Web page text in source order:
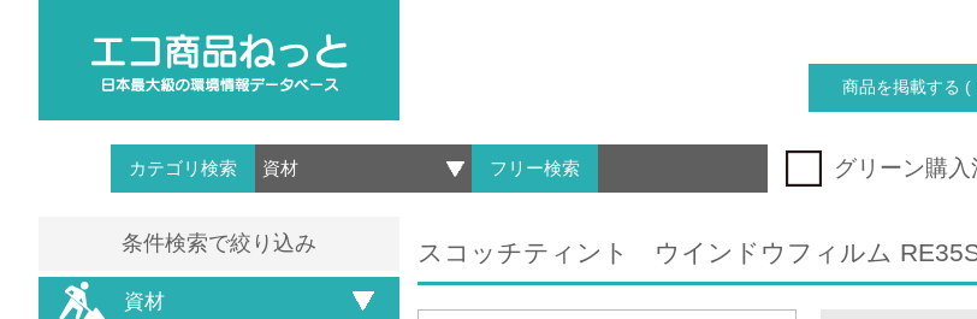
商品を掲載する (
カテゴリ検索 フリー検索 グリーン購
条件検索で絞り込み
資材
スコッチティント ウインドウフィルム